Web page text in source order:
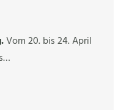
Vom 20. bis 24. April